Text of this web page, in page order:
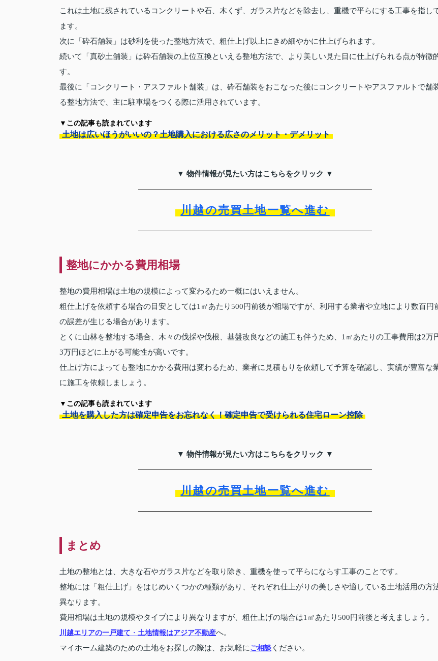
これは土地に残されているコンクリートや石、木くず、ガラス片などを除去し、重機で平らにする工事を指し
ます。
次に「砕石舗装」は砂利を使った整地方法で、粗仕上げ以上にきめ細やかに仕上げられます。
続いて「真砂土舗装」は砕石舗装の上位互換といえる整地方法で、より美しい見た目に仕上げられる点が特徴
す。
最後に「コンクリート・アスファルト舗装」は、砕石舗装をおこなった後にコンクリートやアスファルトで舗
る整地方法で、主に駐車場をつくる際に活用されています。
▼この記事も読まれています
土地は広いほうがいいの？土地購入における広さのメリット・デメリット
▼ 物件情報が見たい方はこちらをクリック ▼
川越の売買土地一覧へ進む
整地にかかる費用相場
整地の費用相場は土地の規模によって変わるため一概にはいえません。
粗仕上げを依頼する場合の目安としては1㎡あたり500円前後が相場ですが、利用する業者や立地により数百円
の誤差が生じる場合があります。
とくに山林を整地する場合、木々の伐採や伐根、基盤改良などの施工も伴うため、1㎡あたりの工事費用は2万
3万円ほどに上がる可能性が高いです。
仕上げ方によっても整地にかかる費用は変わるため、業者に見積もりを依頼して予算を確認し、実績が豊富な
に施工を依頼しましょう。
▼この記事も読まれています
土地を購入した方は確定申告をお忘れなく！確定申告で受けられる住宅ローン控除
▼ 物件情報が見たい方はこちらをクリック ▼
川越の売買土地一覧へ進む
まとめ
土地の整地とは、大きな石やガラス片などを取り除き、重機を使って平らにならす工事のことです。
整地には「粗仕上げ」をはじめいくつかの種類があり、それぞれ仕上がりの美しさや適している土地活用の方
異なります。
費用相場は土地の規模やタイプにより異なりますが、粗仕上げの場合は1㎡あたり500円前後と考えましょう。
川越エリアの一戸建て ・ 土地情報はアジア不動産へ。
マイホーム建築のための土地をお探しの際は、お気軽にご相談 ください。